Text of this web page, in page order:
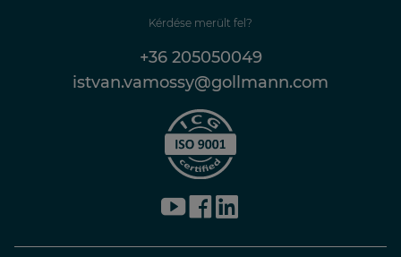
Kérdése merült fel?
+36 205050049
istvan.vamossy@gollmann.com
YouTubeFacebook
LinkedIn